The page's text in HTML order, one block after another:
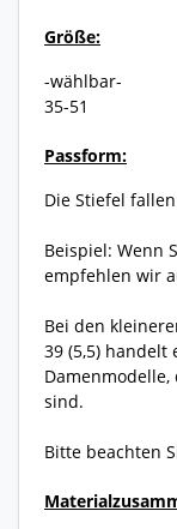
Größe:
-wählbar-
35-51
Passform:
Die Stiefel
Beispiel: Wenn
empfehlen wir
Bei den
39 (5,5) handelt
sind.
Bitte beachten